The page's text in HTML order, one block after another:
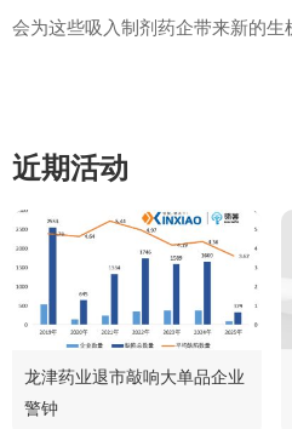
会为这些吸入制剂药企带来新的生
近期活动
龙津药业退市敲响大单品企业
警钟